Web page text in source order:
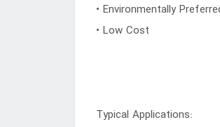
• Environmentally
• Low Cost
Typical Applications: